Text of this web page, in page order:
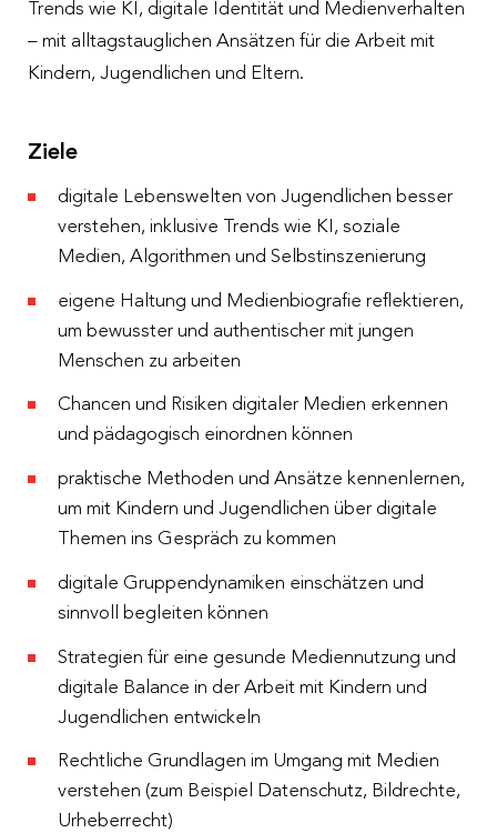
Trends wie KI, digitale Identität und Medienverhalten
– mit alltagstauglichen Ansätzen für die Arbeit mit
Kindern, Jugendlichen und Eltern.
Ziele
digitale Lebenswelten von Jugendlichen besser
verstehen, inklusive Trends wie KI, soziale
Medien, Algorithmen und Selbstinszenierung
eigene Haltung und Medienbiografie reflektieren,
um bewusster und authentischer mit jungen
Menschen zu arbeiten
Chancen und Risiken digitaler Medien erkennen
und pädagogisch einordnen können
praktische Methoden und Ansätze kennenlernen,
um mit Kindern und Jugendlichen über digitale
Themen ins Gespräch zu kommen
digitale Gruppendynamiken einschätzen und
sinnvoll begleiten können
Strategien für eine gesunde Mediennutzung und
digitale Balance in der Arbeit mit Kindern und
Jugendlichen entwickeln
Rechtliche Grundlagen im Umgang mit Medien
verstehen (zum Beispiel Datenschutz, Bildrechte,
Urheberrecht)